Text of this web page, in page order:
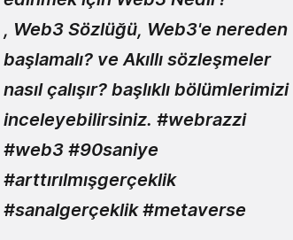
, Web3 Sözlüğü, Web3'e nereden
başlamalı? ve Akıllı sözleşmeler
nasıl çalışır? başlıklı bölümlerimizi
inceleyebilirsiniz. #webrazzi
#web3 #90saniye
#arttırılmışgerçeklik
#sanalgerçeklik #metaverse